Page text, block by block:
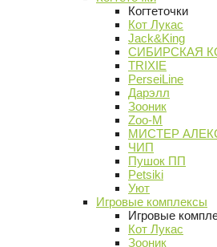
Когтеточки
Кот Лукас
Jack&King
СИБИРСКАЯ
TRIXIE
PerseiLine
Дарэлл
Зооник
Zoo-M
МИСТЕР
ЧИП
Пушок ПП
Petsiki
Уют
Игровые комплексы
Игровые
Кот Лукас
Зооник